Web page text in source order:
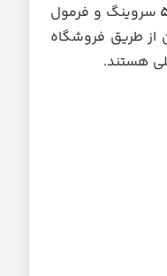
سروینگ و فرمول
از طریق فروشگاه
هستند.